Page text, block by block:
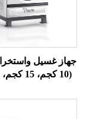
صناعي
(10 كجم، 15 كجم، 20 كجم،